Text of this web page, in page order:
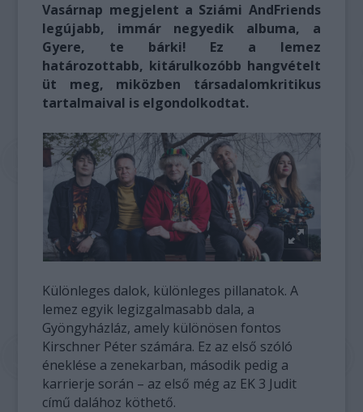
Vasárnap megjelent a Sziámi AndFriends
legújabb, immár negyedik albuma, a
Gyere, te bárki! Ez a lemez
határozottabb, kitárulkozóbb hangvételt
üt meg, miközben társadalomkritikus
tartalmaival is elgondolkodtat.
Különleges dalok, különleges pillanatok. A
lemez egyik legizgalmasabb dala, a
Gyöngyházláz, amely különösen fontos
Kirschner Péter számára. Ez az első szóló
éneklése a zenekarban, második pedig a
karrierje során – az első még az EK 3 Judit
című dalához köthető.